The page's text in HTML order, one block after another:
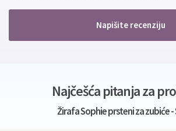
Napišite recenziju
Najčešća pitanja za
Žirafa Sophie prsteni za zubiće